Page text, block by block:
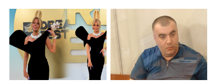
Holand, Harri Keyn, Luis Dias,
Camal Musiala, Kilian Mbappe kim
görə, üzvlərin birlikdə yaşadığ